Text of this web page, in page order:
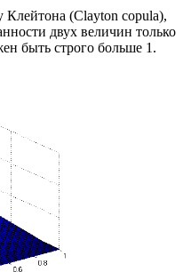
Клейтона (Clayton copula),
двух величин только
быть строго больше 1.